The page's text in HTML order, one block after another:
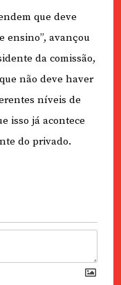
que deve
ensino”, avançou
da comissão,
não deve haver
níveis de
isso já acontece
do privado.